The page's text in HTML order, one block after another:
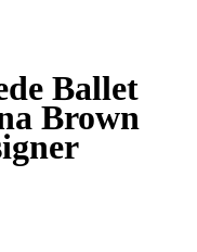
Ballet
Brown